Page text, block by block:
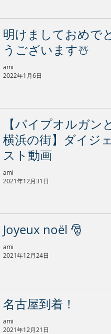
明けましておめでと
うございます☃️
ami
2022年1月6日
【パイプオルガンと
横浜の街】ダイジェ
スト動画
ami
2021年12月31日
Joyeux noël 🎅
ami
2021年12月24日
名古屋到着！
ami
2021年12月21日